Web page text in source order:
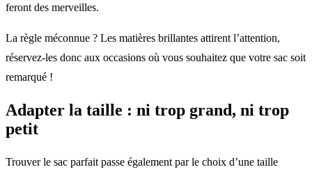
feront des merveilles.
La règle méconnue ? Les matières brillantes attirent l’attention,
réservez-les donc aux occasions où vous souhaitez que votre sac soit
remarqué !
Adapter la taille : ni trop grand, ni trop
petit
Trouver le sac parfait passe également par le choix d’une taille